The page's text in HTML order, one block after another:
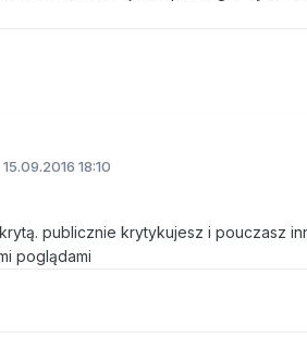
15.09.2016 18:10
publicznie krytykujesz i pouczasz
poglądami